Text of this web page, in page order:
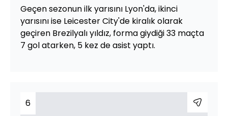
Geçen sezonun ilk yarısını Lyon'da, ikinci
yarısını ise Leicester City'de kiralık olarak
geçiren Brezilyalı yıldız, forma giydiği 33 maçta
7 gol atarken, 5 kez de asist yaptı.
6